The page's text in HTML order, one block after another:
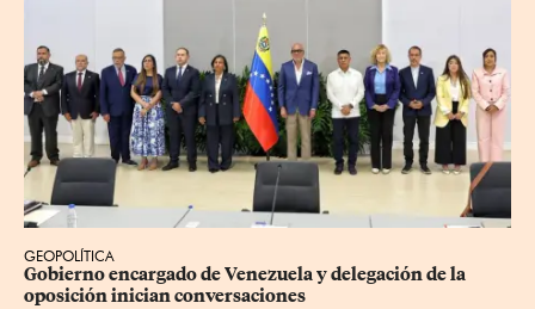
GEOPOLÍTICA
Gobierno encargado de Venezuela y delegación de la
oposición inician conversaciones